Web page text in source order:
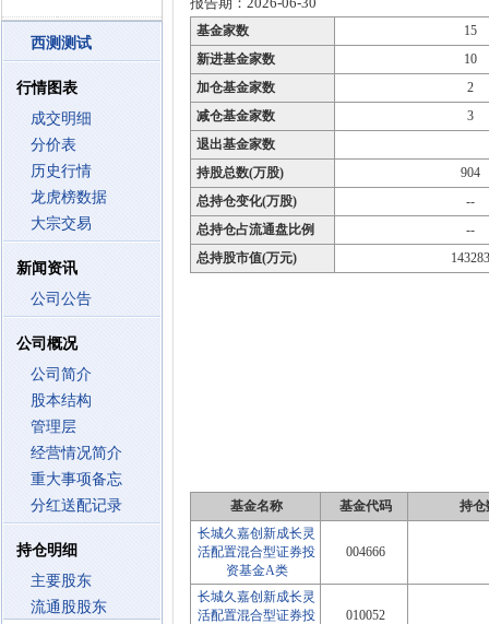
西测测试
行情图表
成交明细
分价表
历史行情
龙虎榜数据
大宗交易
新闻资讯
公司公告
公司概况
公司简介
股本结构
管理层
经营情况简介
重大事项备忘
分红送配记录
持仓明细
主要股东
流通股股东
基金家数
15
新进基金家数
10
加仓基金家数
2
减仓基金家数
3
退出基金家数
持股总数(万股)
904
总持仓变化(万股)
--
总持仓占流通盘比例
--
总持股市值(万元)
143283
基金名称 基金代码
持仓
长城久嘉创新成长灵
活配置混合型证券投
资基金A类
004666
长城久嘉创新成长灵
活配置混合型证券投
010052